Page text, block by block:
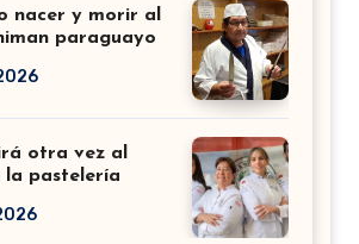
nacer y morir al
paraguayo
otra vez al
la pastelería